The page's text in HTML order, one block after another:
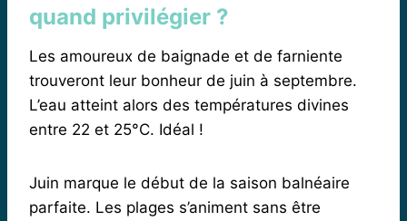
quand privilégier ?
Les amoureux de baignade et de farniente
trouveront leur bonheur de juin à septembre.
L’eau atteint alors des températures divines
entre 22 et 25°C. Idéal !
Juin marque le début de la saison balnéaire
parfaite. Les plages s’animent sans être